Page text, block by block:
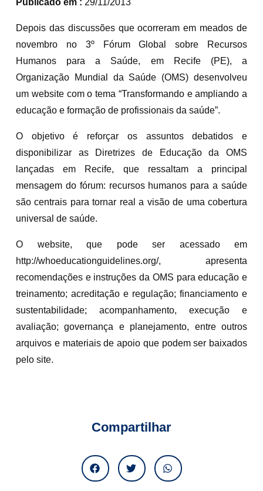
Depois das discussões que ocorreram em meados de
novembro no 3º Fórum Global sobre Recursos
Humanos para a Saúde, em Recife (PE), a
Organização Mundial da Saúde (OMS) desenvolveu
um website com o tema “Transformando e ampliando a
educação e formação de profissionais da saúde”.
O objetivo é reforçar os assuntos debatidos e
disponibilizar as Diretrizes de Educação da OMS
lançadas em Recife, que ressaltam a principal
mensagem do fórum: recursos humanos para a saúde
são centrais para tornar real a visão de uma cobertura
universal de saúde.
O website, que pode ser acessado em
http://whoeducationguidelines.org/, apresenta
recomendações e instruções da OMS para educação e
treinamento; acreditação e regulação; financiamento e
sustentabilidade; acompanhamento, execução e
avaliação; governança e planejamento, entre outros
arquivos e materiais de apoio que podem ser baixados
pelo site.
Compartilhar